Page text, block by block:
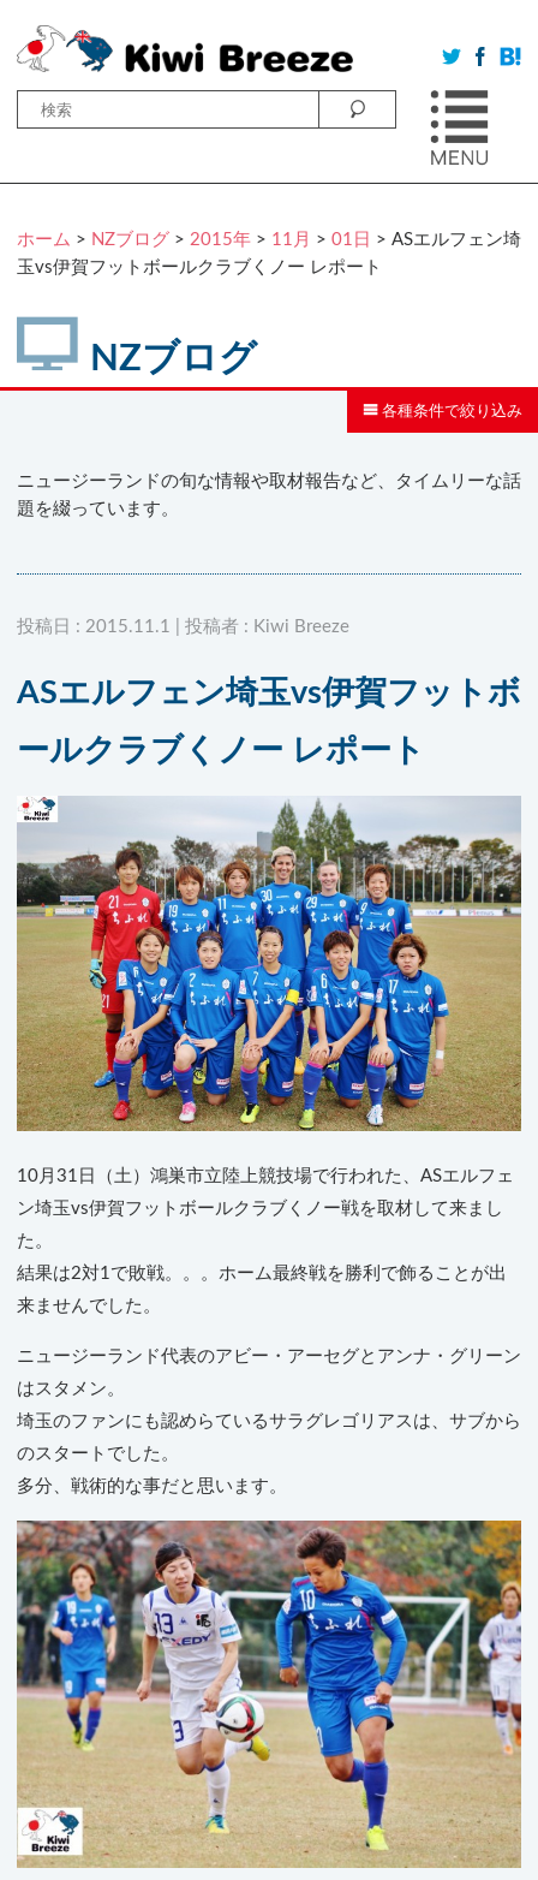
ホーム > NZブログ > 2015年 > 11月 > 01日 > ASエルフェン埼
玉vs伊賀フットボールクラブくノー レポート
NZブログ
各種条件で絞り込み
ニュージーランドの旬な情報や取材報告など、タイムリーな話
題を綴っています。
投稿日 : 2015.11.1 | 投稿者 : Kiwi Breeze
ASエルフェン埼玉vs伊賀フットボ
ールクラブくノー レポート
10月31日（土）鴻巣市立陸上競技場で行われた、ASエルフェ
ン埼玉vs伊賀フットボールクラブくノー戦を取材して来まし
た。
結果は2対1で敗戦。。。ホーム最終戦を勝利で飾ることが出
来ませんでした。
ニュージーランド代表のアビー・アーセグとアンナ・グリーン
はスタメン。
埼玉のファンにも認めらているサラグレゴリアスは、サブから
のスタートでした。
多分、戦術的な事だと思います。